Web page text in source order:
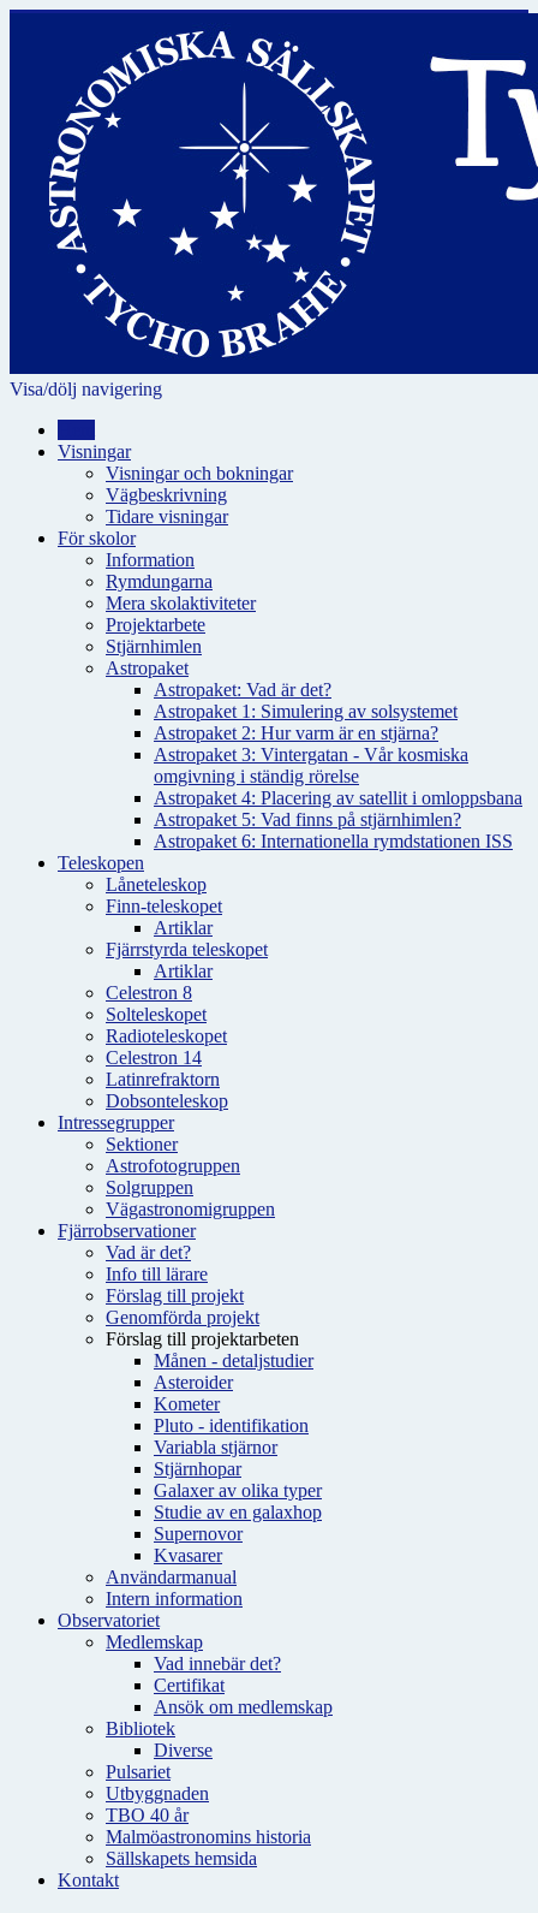
Visa/dölj navigering
Visningar
Visningar och bokningar
Vägbeskrivning
Tidare visningar
För skolor
Information
Rymdungarna
Mera skolaktiviteter
Projektarbete
Stjärnhimlen
Astropaket
Astropaket: Vad är det?
Astropaket 1: Simulering av solsystemet
Astropaket 2: Hur varm är en stjärna?
Astropaket 3: Vintergatan - Vår kosmiska
omgivning i ständig rörelse
Astropaket 4: Placering av satellit i omloppsbana
Astropaket 5: Vad finns på stjärnhimlen?
Astropaket 6: Internationella rymdstationen ISS
Teleskopen
Låneteleskop
Finn-teleskopet
Artiklar
Fjärrstyrda teleskopet
Artiklar
Celestron 8
Solteleskopet
Radioteleskopet
Celestron 14
Latinrefraktorn
Dobsonteleskop
Intressegrupper
Sektioner
Astrofotogruppen
Solgruppen
Vägastronomigruppen
Fjärrobservationer
Vad är det?
Info till lärare
Förslag till projekt
Genomförda projekt
Förslag till projektarbeten
Månen - detaljstudier
Asteroider
Kometer
Pluto - identifikation
Variabla stjärnor
Stjärnhopar
Galaxer av olika typer
Studie av en galaxhop
Supernovor
Kvasarer
Användarmanual
Intern information
Observatoriet
Medlemskap
Vad innebär det?
Certifikat
Ansök om medlemskap
Bibliotek
Diverse
Pulsariet
Utbyggnaden
TBO 40 år
Malmöastronomins historia
Sällskapets hemsida
Kontakt